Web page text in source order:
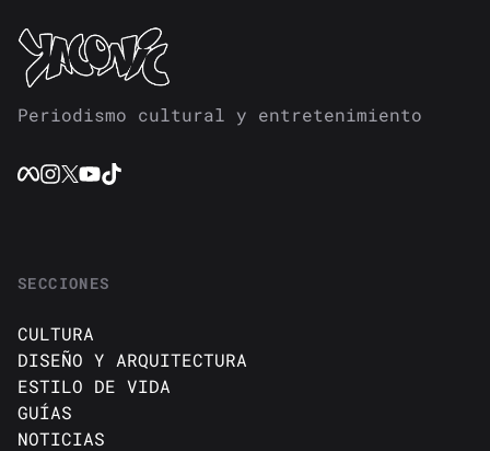
Periodismo cultural y entretenimiento
SECCIONES
CULTURA
DISEÑO Y ARQUITECTURA
ESTILO DE VIDA
GUÍAS
NOTICIAS